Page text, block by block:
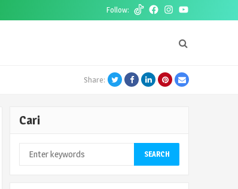
Follow: TiktokFacebook
Instagram
Youtube
Share: TwitterFacebookLinkedInPinterestEmail
Cari
SEARCH